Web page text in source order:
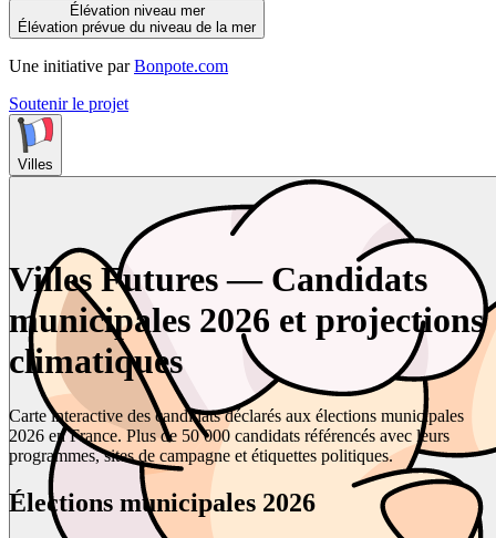
Élévation niveau mer
Élévation prévue du niveau de la mer
Une initiative par Bonpote.com
Soutenir le projet
Villes
Villes Futures — Candidats
municipales 2026 et projections
climatiques
Carte interactive des candidats déclarés aux élections municipales
2026 en France. Plus de 50 000 candidats référencés avec leurs
programmes, sites de campagne et étiquettes politiques.
Élections municipales 2026